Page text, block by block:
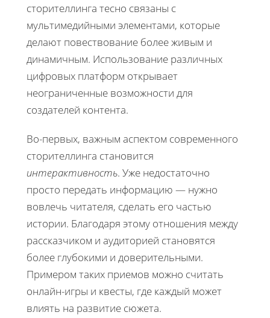
сторителлинга тесно связаны с
мультимедийными элементами, которые
делают повествование более живым и
динамичным. Использование различных
цифровых платформ открывает
неограниченные возможности для
создателей контента.
Во-первых, важным аспектом современного
сторителлинга становится
интерактивность. Уже недостаточно
просто передать информацию — нужно
вовлечь читателя, сделать его частью
истории. Благодаря этому отношения между
рассказчиком и аудиторией становятся
более глубокими и доверительными.
Примером таких приемов можно считать
онлайн-игры и квесты, где каждый может
влиять на развитие сюжета.